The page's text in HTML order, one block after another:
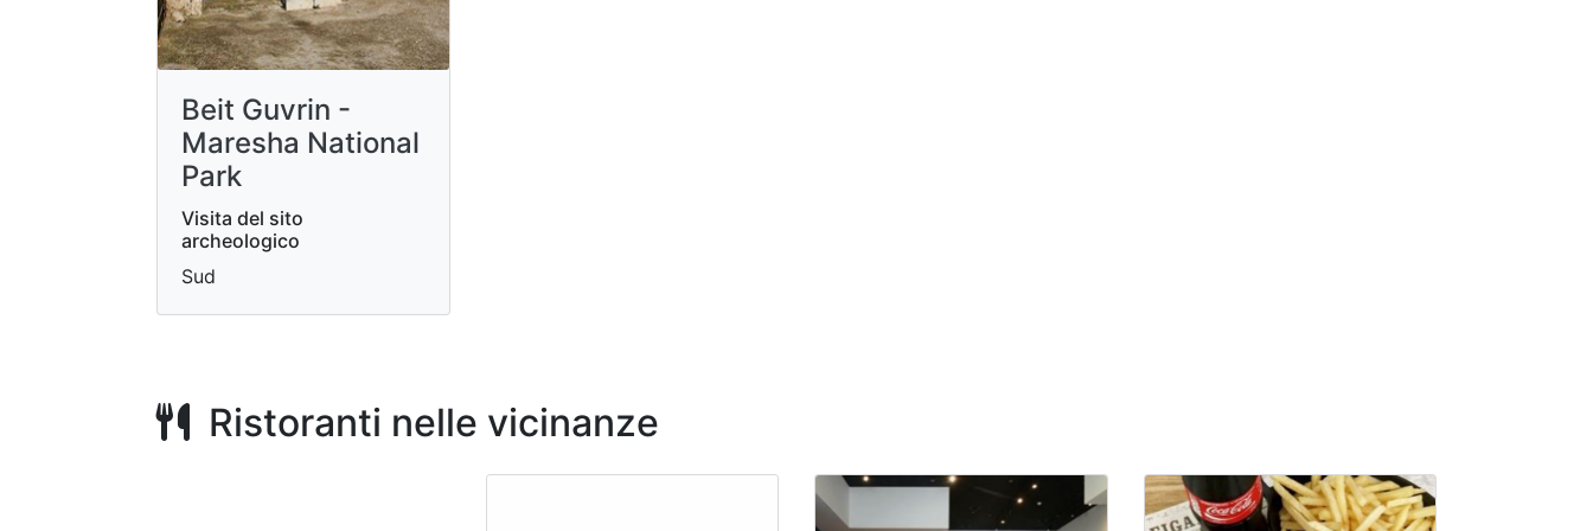
Beit Guvrin -
Maresha National
Park
Visita del sito
archeologico
Sud
Ristoranti nelle vicinanze